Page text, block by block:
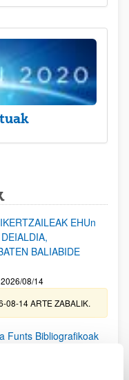
EHUn
BALIABIDE
08/14
08-14 ARTE ZABALIK.
Funts Bibliografikoak